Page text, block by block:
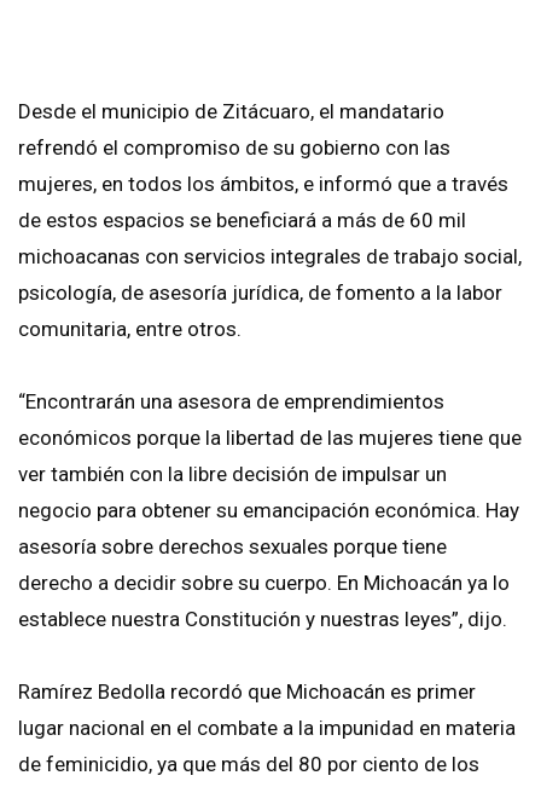
Desde el municipio de Zitácuaro, el mandatario
refrendó el compromiso de su gobierno con las
mujeres, en todos los ámbitos, e informó que a través
de estos espacios se beneficiará a más de 60 mil
michoacanas con servicios integrales de trabajo social,
psicología, de asesoría jurídica, de fomento a la labor
comunitaria, entre otros.
“Encontrarán una asesora de emprendimientos
económicos porque la libertad de las mujeres tiene que
ver también con la libre decisión de impulsar un
negocio para obtener su emancipación económica. Hay
asesoría sobre derechos sexuales porque tiene
derecho a decidir sobre su cuerpo. En Michoacán ya lo
establece nuestra Constitución y nuestras leyes”, dijo.
Ramírez Bedolla recordó que Michoacán es primer
lugar nacional en el combate a la impunidad en materia
de feminicidio, ya que más del 80 por ciento de los